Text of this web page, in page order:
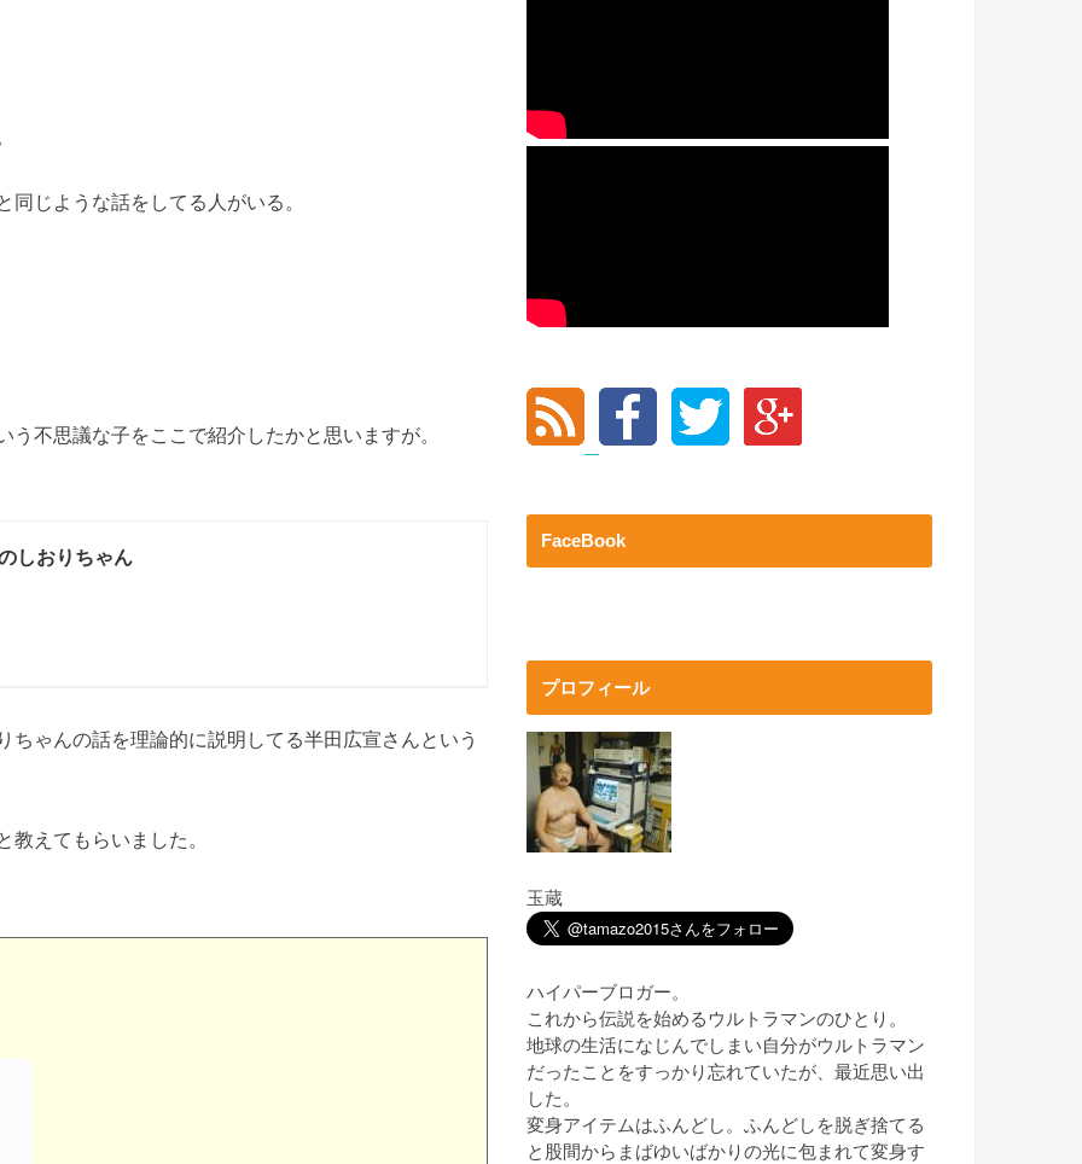
じような話をしてる人がいる。
不思議な子をここで紹介したかと思いますが。
しおりちゃん
ゃんの話を理論的に説明してる半田広宣さんという
えてもらいました。
FaceBook
プロフィール
玉蔵
ハイパーブロガー。
これから伝説を始めるウルトラマンのひとり。
地球の生活になじんでしまい自分がウルトラマン
だったことをすっかり忘れていたが、最近思い出
した。
変身アイテムはふんどし。ふんどしを脱ぎ捨てる
と股間からまばゆいばかりの光に包まれて変身す